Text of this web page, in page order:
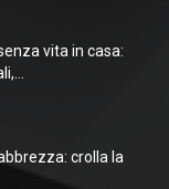
vita in casa:
crolla la